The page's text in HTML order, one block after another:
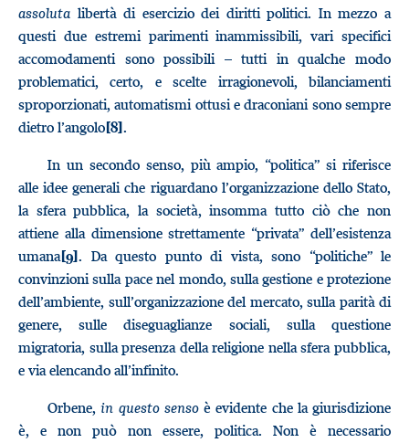
assoluta libertà di esercizio dei diritti politici. In mezzo a
questi due estremi parimenti inammissibili, vari specifici
accomodamenti sono possibili – tutti in qualche modo
problematici, certo, e scelte irragionevoli, bilanciamenti
sproporzionati, automatismi ottusi e draconiani sono sempre
dietro l’angolo[8].
In un secondo senso, più ampio, “politica” si riferisce
alle idee generali che riguardano l’organizzazione dello Stato,
la sfera pubblica, la società, insomma tutto ciò che non
attiene alla dimensione strettamente “privata” dell’esistenza
umana[9]. Da questo punto di vista, sono “politiche” le
convinzioni sulla pace nel mondo, sulla gestione e protezione
dell’ambiente, sull’organizzazione del mercato, sulla parità di
genere, sulle diseguaglianze sociali, sulla questione
migratoria, sulla presenza della religione nella sfera pubblica,
e via elencando all’infinito.
Orbene,in questo sensoè evidente che la giurisdizione
è, e non può non essere, politica. Non è necessario